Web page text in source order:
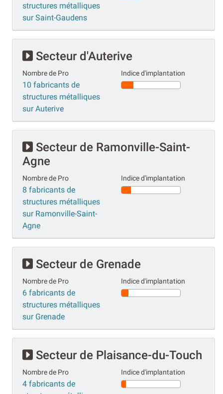
structures métalliques
sur Saint-Gaudens
Secteur d'Auterive
Nombre de Pro
10 fabricants de
structures métalliques
sur Auterive
Indice d'implantation
Secteur de Ramonville-Saint-
Agne
Nombre de Pro
8 fabricants de
structures métalliques
sur Ramonville-Saint-
Agne
Indice d'implantation
Secteur de Grenade
Nombre de Pro
6 fabricants de
structures métalliques
sur Grenade
Indice d'implantation
Secteur de Plaisance-du-Touch
Nombre de Pro
4 fabricants de
Indice d'implantation